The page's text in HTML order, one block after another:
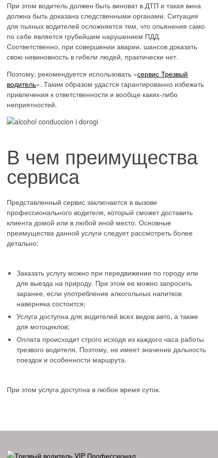
При этом водитель должен быть виноват в ДТП и такая вина
должна быть доказана следственными органами. Ситуация
для пьяных водителей осложняется тем, что опьянения само
по себе является грубейшим нарушением ПДД.
Соответственно, при совершении аварии, шансов доказать
свою невиновность в гибели людей, практически нет.
Поэтому, рекомендуется использовать «сервис Трезвый
водитель». Таким образом удастся гарантированно избежать
привлечения к ответственности и вообще каких-либо
неприятностей.
В чем преимущества
сервиса
Представленный сервис заключается в вызове
профессионального водителя, который сможет доставить
клиента домой или в любой иной место. Основные
преимущества данной услуги следует рассмотреть более
детально:
Заказать услугу можно при передвижении по городу или
для выезда на природу. При этом ее можно запросить
заранее, если употребление алкогольных напитков
наверняка состоится;
Услуга доступна для водителей всех видов авто, а также
для мотоциклов;
Оплата происходит строго исходя из каждого часа работы
трезвого водителя. Поэтому, не имеет значение дальность
поездок и особенности маршрута.
При этом услуга доступна в любое время суток.